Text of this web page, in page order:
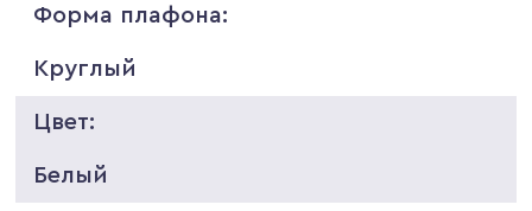
Форма плафона:
Круглый
Цвет:
Белый